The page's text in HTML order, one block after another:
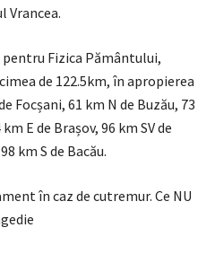
Vrancea.
Fizica Pământului,
de 122.5km, în apropierea
Focșani, 61 km N de Buzău, 73
E de Brașov, 96 km SV de
km S de Bacău.
în caz de cutremur. Ce NU